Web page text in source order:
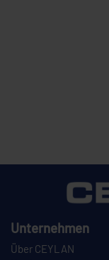
Unternehmen
Über CEYLAN